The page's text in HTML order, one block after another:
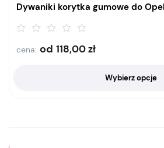
Dywaniki korytka gumowe do
cena: od 118,00zł
Wybierz opcje